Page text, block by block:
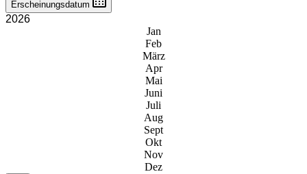
Erscheinungsdatum
2026
Jan
Feb
März
Apr
Mai
Juni
Juli
Aug
Sept
Okt
Nov
Dez